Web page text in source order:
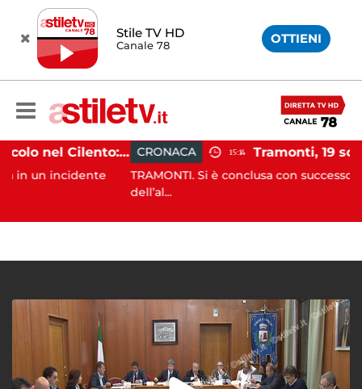
Stile TV HD
Canale 78 OTTIENI
Incidente agricolo nel Cilento: trattore si ribalta, muore 71enne
incidente
CRONACA 15:14
TRAMONTI. Si è conclusa con successo, alle